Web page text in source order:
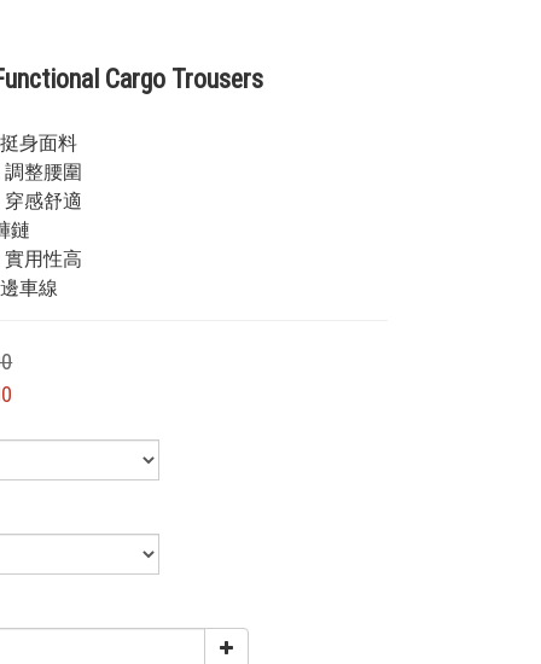
Cargo Trousers
身面料
調整腰圍
穿感舒適
鏈
實用性高
車線